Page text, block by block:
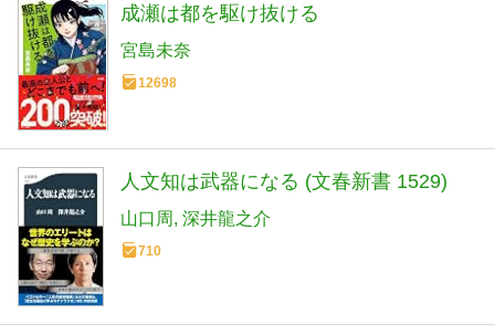
成瀬は都を駆け抜ける
宮島未奈
12698
人文知は武器になる (文春新書 1529)
山口周 深井龍之介
710